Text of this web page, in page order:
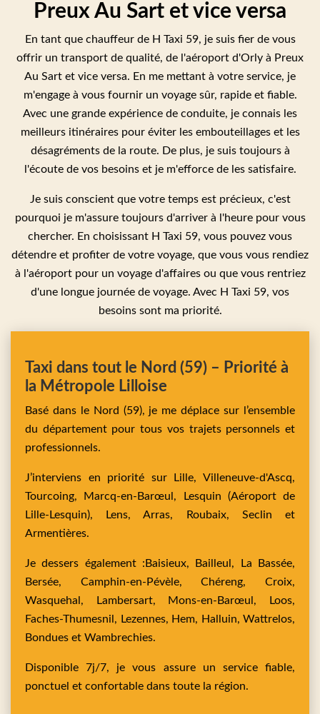
Preux Au Sart et vice versa
En tant que chauffeur de H Taxi 59, je suis fier de vous
offrir un transport de qualité, de l'aéroport d'Orly à Preux
Au Sart et vice versa. En me mettant à votre service, je
m'engage à vous fournir un voyage sûr, rapide et fiable.
Avec une grande expérience de conduite, je connais les
meilleurs itinéraires pour éviter les embouteillages et les
désagréments de la route. De plus, je suis toujours à
l'écoute de vos besoins et je m'efforce de les satisfaire.
Je suis conscient que votre temps est précieux, c'est
pourquoi je m'assure toujours d'arriver à l'heure pour vous
chercher. En choisissant H Taxi 59, vous pouvez vous
détendre et profiter de votre voyage, que vous vous rendiez
à l'aéroport pour un voyage d'affaires ou que vous rentriez
d'une longue journée de voyage. Avec H Taxi 59, vos
besoins sont ma priorité.
Taxi dans tout le Nord (59) – Priorité à
la Métropole Lilloise
Basé dans le Nord (59), je me déplace sur l’ensemble
du département pour tous vos trajets personnels et
professionnels.
J’interviens en priorité surLille,Villeneuve-d'Ascq,
Tourcoing,
Marcq-en-Barœul, Lesquin (Aéroport de
Lille-Lesquin), Lens,Arras, Roubaix, Seclin et
Armentières.
Je dessers également : Baisieux, Bailleul,
La Bassée,
Bersée, Camphin-en-Pévèle,Chéreng,Croix,
Wasquehal,
Lambersart, Mons-en-Barœul,
Loos,
Faches-Thumesnil, Lezennes, Hem, Halluin, Wattrelos,
Bondues et Wambrechies.
Disponible 7j/7, je vous assure un service fiable,
ponctuel et confortable dans toute la région.